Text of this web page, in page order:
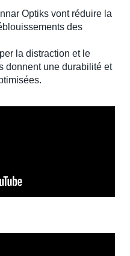
Optiks vont réduire la
des
la distraction et le
donnent une durabilité et